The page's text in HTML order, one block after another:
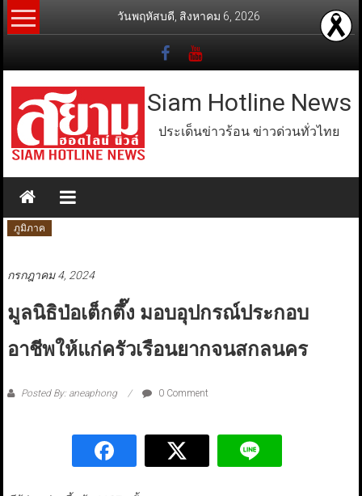
Skip
to
วันพฤหัสบดี, สิงหาคม 6, 2026
Siam Hotline News
ประเด็นข่าวร้อน ข่าวด่วนทั่วไทย
ภูมิภาค
กรกฎาคม 4, 2024
มูลนิธิป่อเต็กตึ๊ง มอบอุปกรณ์ประกอบ
อาชีพให้แก่ครัวเรือนยากจนสกลนคร
Posted By: aneaphong 0 Comment